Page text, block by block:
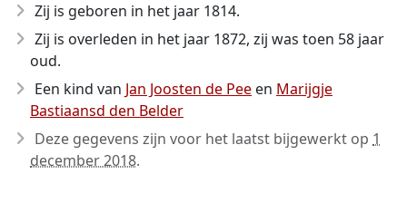
Zij is geboren in het jaar 1814.
Zij is overleden in het jaar 1872, zij was toen 58 jaar
oud.
Een kind van Jan Joosten de Pee en Marijgje
Bastiaansd den Belder
Deze gegevens zijn voor het laatst bijgewerkt op 1
december 2018.